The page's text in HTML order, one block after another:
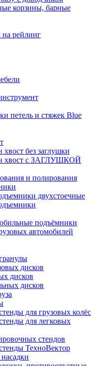
корзины, барные
рейлинг
петель и стяжек Blue
без заглушки
хвост с ЗАГЛУШКОЙ
и полирования
двухстоечные
подъёмники
автомобилей
дисков
дисков
дисков
для грузовых колёс
для легковых
стендов
ТехноВектор